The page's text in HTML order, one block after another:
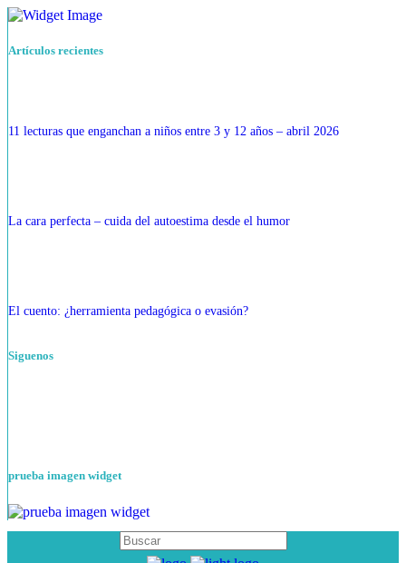
Artículos recientes
11 lecturas que enganchan a niños entre 3 y 12 años – abril 2026
La cara perfecta – cuida del autoestima desde el humor
El cuento: ¿herramienta pedagógica o evasión?
Siguenos
prueba imagen widget